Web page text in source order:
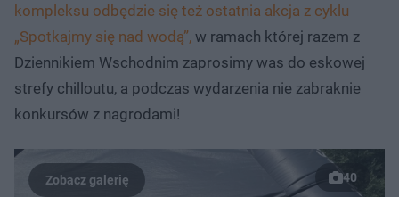
kompleksu odbędzie się też ostatnia akcja z cyklu
„Spotkajmy się nad wodą”, w ramach której razem z
Dziennikiem Wschodnim zaprosimy was do eskowej
strefy chilloutu, a podczas wydarzenia nie zabraknie
konkursów z nagrodami!
40